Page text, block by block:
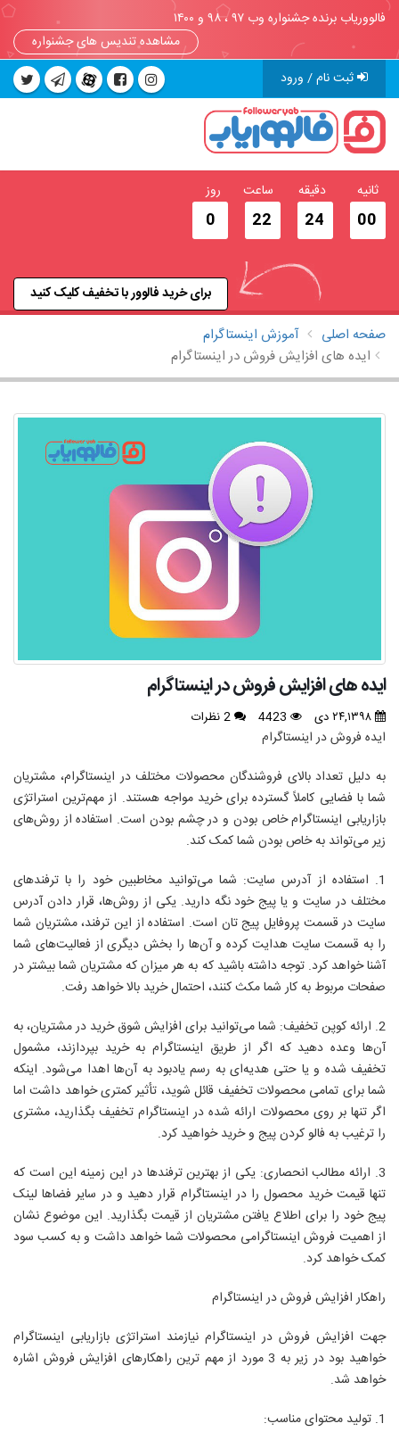
فالووریاب برنده جشنواره وب ۹۷ ، ۹۸ و ۱۴۰۰
مشاهده تندیس های جشنواره
ثبت نام / ورود
59
ثانیه
23
دقیقه
22
ساعت
0
روز
برای خرید فالوور با تخفیف کلیک کنید
صفحه اصلی
آموزش اینستاگرام
ایده های افزایش فروش در اینستاگرام
ایده های افزایش فروش در اینستاگرام
ایده فروش در اینستاگرام
به دلیل تعداد بالای فروشندگان محصولات مختلف در اینستاگرام، مشتریان
شما با فضایی کاملاً گسترده برای خرید مواجه هستند. از مهم‌ترین استراتژی
بازاریابی اینستاگرام خاص بودن و در چشم بودن است. استفاده از روش‌های
زیر می‌تواند به خاص بودن شما کمک کند.
1. استفاده از آدرس سایت: شما می‌توانید مخاطبین خود را با ترفندهای
مختلف در سایت و یا پیج خود نگه دارید. یکی از روش‌ها، قرار دادن آدرس
سایت در قسمت پروفایل پیج تان است. استفاده از این ترفند، مشتریان شما
را به قسمت سایت هدایت کرده و آن‌ها را بخش دیگری از فعالیت‌های شما
آشنا خواهد کرد. توجه داشته باشید که به هر میزان که مشتریان شما بیشتر در
صفحات مربوط به کار شما مکث کنند، احتمال خرید بالا خواهد رفت.
2. ارائه کوپن تخفیف: شما می‌توانید برای افزایش شوق خرید در مشتریان، به
آن‌ها وعده دهید که اگر از طریق اینستاگرام به خرید بپردازند، مشمول
تخفیف شده و یا حتی هدیه‌ای به رسم یادبود به آن‌ها اهدا می‌شود. اینکه
شما برای تمامی محصولات تخفیف قائل شوید، تأثیر کمتری خواهد داشت اما
اگر تنها بر روی محصولات ارائه شده در اینستاگرام تخفیف بگذارید، مشتری
را ترغیب به فالو کردن پیج و خرید خواهید کرد.
3. ارائه مطالب انحصاری: یکی از بهترین ترفندها در این زمینه این است که
تنها قیمت خرید محصول را در اینستاگرام قرار دهید و در سایر فضاها لینک
پیج خود را برای اطلاع یافتن مشتریان از قیمت بگذارید. این موضوع نشان
از اهمیت فروش اینستاگرامی محصولات شما خواهد داشت و به کسب سود
کمک خواهد کرد.
راهکار افزایش فروش در اینستاگرام
جهت افزایش فروش در اینستاگرام نیازمند استراتژی بازاریابی اینستاگرام
خواهید بود در زیر به 3 مورد از مهم ترین راهکارهای افزایش فروش اشاره
خواهد شد.
1. تولید محتوای مناسب: